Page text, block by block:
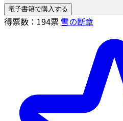
電子書籍で購入する
得票数： 194票 雪の断章